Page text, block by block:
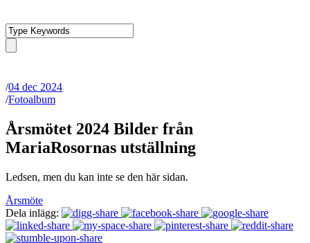
/04 dec 2024
/Fotoalbum
Årsmötet 2024 Bilder från
MariaRosornas utställning
Ledsen, men du kan inte se den här sidan.
Årsmöte
Dela inlägg: